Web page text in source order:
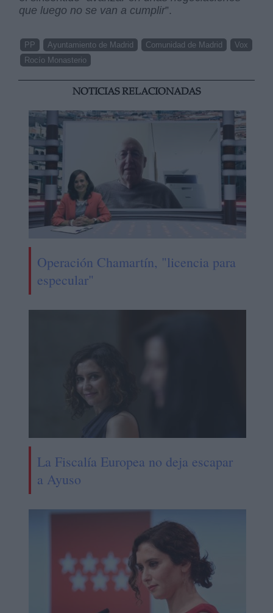
que luego no se van a cumplir”.
PP Ayuntamiento de Madrid Comunidad de Madrid
Vox
Rocío Monasterio
NOTICIAS RELACIONADAS
Operación Chamartín, "licencia para
especular"
La Fiscalía Europea no deja escapar
a Ayuso